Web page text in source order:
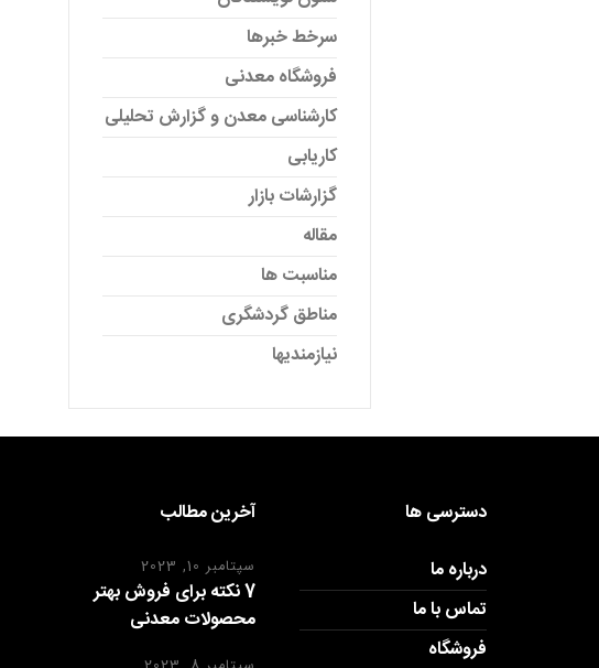
سرخط خبرها
فروشگاه معدنی
کارشناسی معدن و گزارش تحلیلی
کاریابی
گزارشات بازار
مقاله
مناسبت ها
مناطق گردشگری
نیازمندیها
دسترسی ها
درباره ما
تماس با ما
فروشگاه
آخرین مطالب
سپتامبر 10, 2023
7 نکته برای فروش بهتر
محصولات معدنی